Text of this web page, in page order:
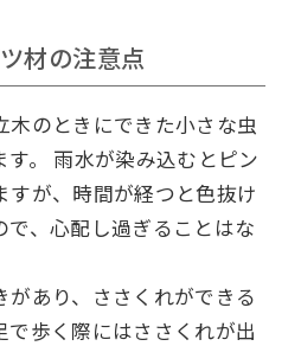
材の注意点
木のときにできた小さな虫
。
雨水が染み込むとピン
すが、時間が経つと色抜け
で、心配し過ぎることはな
があり、ささくれができる
で歩く際にはささくれが出